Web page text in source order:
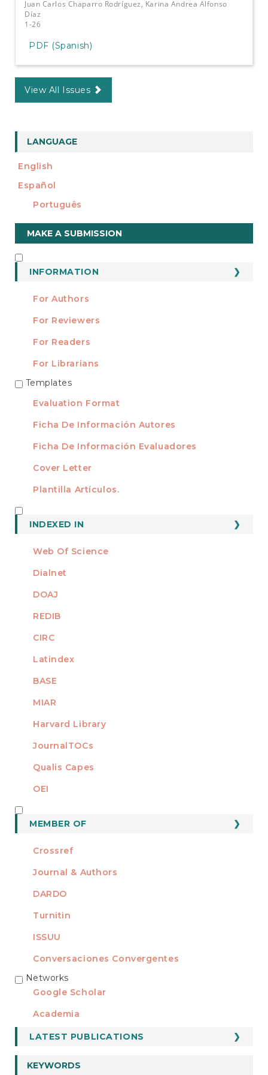
Juan Carlos Chaparro Rodríguez, Karina Andrea Alfonso
Díaz
1-26
PDF (Spanish)
View All Issues
LANGUAGE
English
Español
Português
Make
a
Submission
MAKE A SUBMISSION
INFORMATION
For Authors
For Reviewers
For Readers
For Librarians
TEMPLATES
Templates
Evaluation Format
Ficha De Información Autores
Ficha De Información Evaluadores
Cover Letter
Plantilla Artículos.
INDEXED IN
Web Of Science
Dialnet
DOAJ
REDIB
CIRC
Latindex
BASE
MIAR
Harvard Library
JournalTOCs
Qualis Capes
OEI
MEMBER OF
Crossref
Journal & Authors
DARDO
Turnitin
ISSUU
Conversaciones Convergentes
REDES
Networks
Google Scholar
Academia
LATEST PUBLICATIONS
KEYWORDS